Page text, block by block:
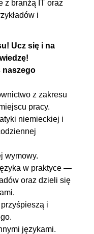
00:21:30
OGLĄDAJ »
00:05:47
01:21:45
z branżą IT oraz
i
Ucz się i na
naszego
z zakresu
pracy.
niemieckiej i
wymowy.
w praktyce —
oraz dzieli się
i
językami.